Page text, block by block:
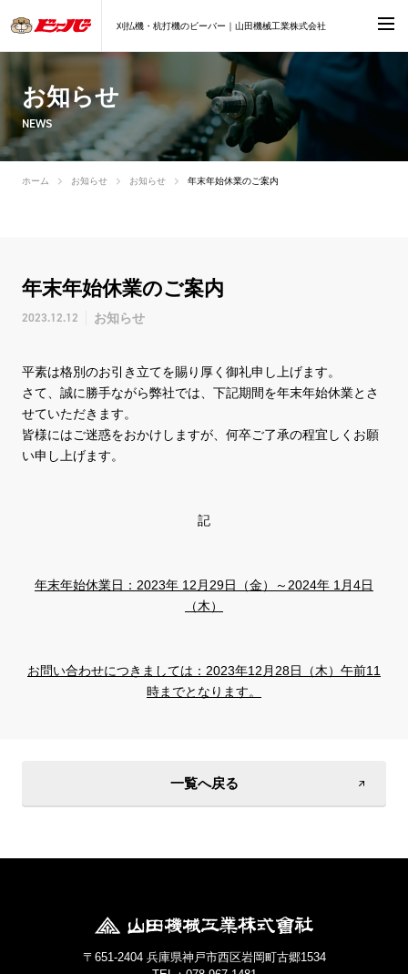
刈払機・杭打機のビーバー｜山田機械工業株式会社
お知らせ
NEWS
ホーム お知らせ お知らせ 年末年始休業のご案内
年末年始休業のご案内
2023.12.12 お知らせ
平素は格別のお引き立てを賜り厚く御礼申し上げます。
さて、誠に勝手ながら弊社では、下記期間を年末年始休業とさ
せていただきます。
皆様にはご迷惑をおかけしますが、何卒ご了承の程宜しくお願
い申し上げます。
記
年末年始休業日：2023年 12月29日（金）～2024年 1月4日
（木）
お問い合わせにつきましては：2023年12月28日（木）午前11
時までとなります。
一覧へ戻る
〒651-2404 兵庫県神戸市西区岩岡町古郷1534